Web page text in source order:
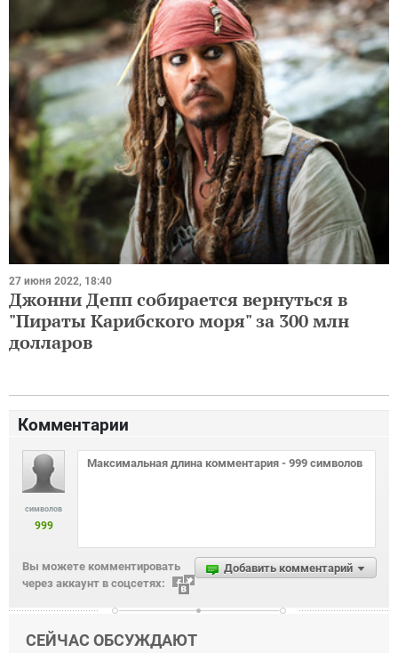
27 июня 2022, 18:40
Джонни Депп собирается вернуться в
"Пираты Карибского моря" за 300 млн
долларов
Комментарии
символов
999
Добавить комментарий
Вы можете комментировать
через аккаунт в соцсетях:
СЕЙЧАС ОБСУЖДАЮТ